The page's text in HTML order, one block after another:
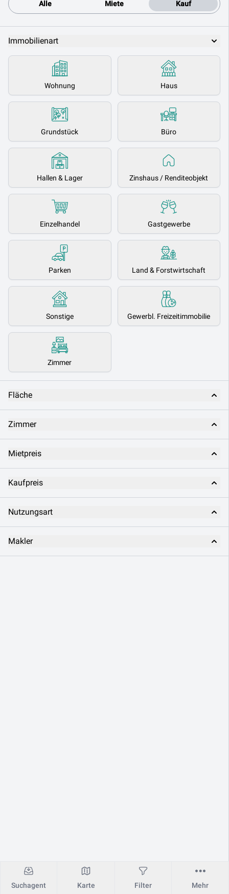
Alle Miete Kauf
Immobilienart
Wohnung Haus
Grundstück Büro
Hallen & Lager Zinshaus / Renditeobjekt
Einzelhandel Gastgewerbe
Parken Land & Forstwirtschaft
Sonstige Gewerbl. Freizeitimmobilie
Zimmer
Fläche
Zimmer
Mietpreis
Kaufpreis
Nutzungsart
Makler
Suchagent Karte Filter Mehr